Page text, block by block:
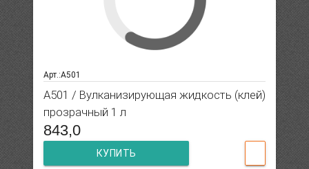
Арт.:A501
A501 / Вулканизирующая жидкость (клей)
прозрачный 1 л
843,0
КУПИТЬ